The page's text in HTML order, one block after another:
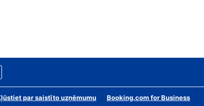
par saistīto uzņēmumu Booking.com for Business